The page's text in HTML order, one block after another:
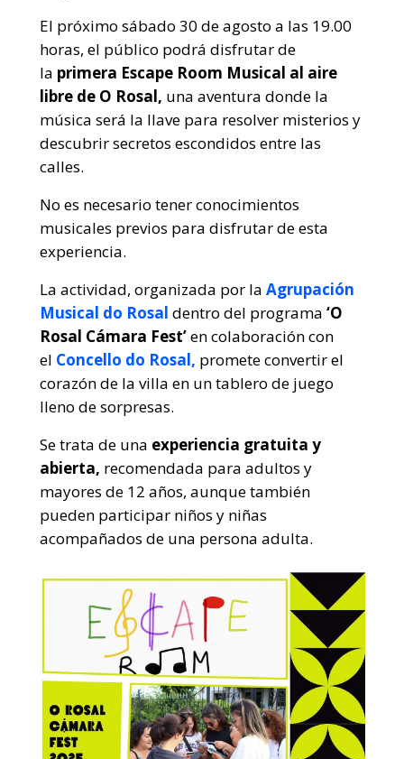
El próximo sábado 30 de agosto a las 19.00
horas, el público podrá disfrutar de
la primera Escape Room Musical al aire
libre de O Rosal, una aventura donde la
música será la llave para resolver misterios y
descubrir secretos escondidos entre las
calles.
No es necesario tener conocimientos
musicales previos para disfrutar de esta
experiencia.
La actividad, organizada por la Agrupación
Musical do Rosal dentro del programa ‘O
Rosal Cámara Fest’en colaboración con
el Concello do Rosal, promete convertir el
corazón de la villa en un tablero de juego
lleno de sorpresas.
Se trata de una experiencia gratuita y
abierta, recomendada para adultos y
mayores de 12 años, aunque también
pueden participar niños y niñas
acompañados de una persona adulta.